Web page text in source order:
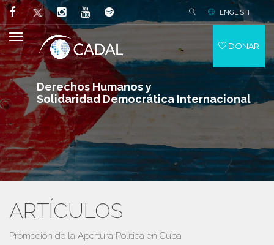
Derechos Humanos y
Solidaridad Democrática Internacional
ENGLISH
DONAR
ARTÍCULOS
Promoción de la Apertura Política en Cuba